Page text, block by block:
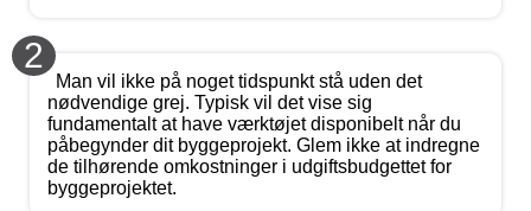
2
Man vil ikke på noget tidspunkt stå uden det
nødvendige grej. Typisk vil det vise sig
fundamentalt at have værktøjet disponibelt når du
påbegynder dit byggeprojekt. Glem ikke at indregne
de tilhørende omkostninger i udgiftsbudgettet for
byggeprojektet.